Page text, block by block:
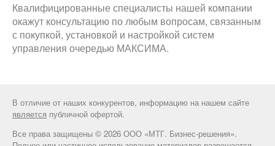
Квалифицированные специалисты нашей компании
окажут консультацию по любым вопросам, связанным
с покупкой, установкой и настройкой систем
управления очередью МАКСИМА.
В отличие от наших конкурентов, информацию на нашем сайте
является публичной офертой.
Все права защищены © 2026 ООО «МТГ. Бизнес-решения».